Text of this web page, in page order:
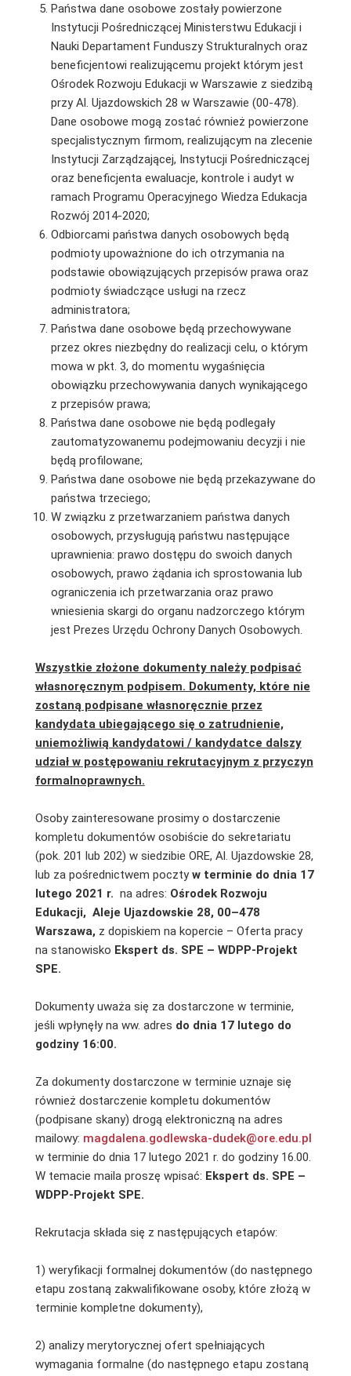
Państwa dane osobowe zostały powierzone
Instytucji Pośredniczącej Ministerstwu Edukacji i
Nauki Departament Funduszy Strukturalnych oraz
beneficjentowi realizującemu projekt którym jest
Ośrodek Rozwoju Edukacji w Warszawie z siedzibą
przy Al. Ujazdowskich 28 w Warszawie (00-478).
Dane osobowe mogą zostać również powierzone
specjalistycznym firmom, realizującym na zlecenie
Instytucji Zarządzającej, Instytucji Pośredniczącej
oraz beneficjenta ewaluacje, kontrole i audyt w
ramach Programu Operacyjnego Wiedza Edukacja
Rozwój 2014-2020;
Odbiorcami państwa danych osobowych będą
podmioty upoważnione do ich otrzymania na
podstawie obowiązujących przepisów prawa oraz
podmioty świadczące usługi na rzecz
administratora;
Państwa dane osobowe będą przechowywane
przez okres niezbędny do realizacji celu, o którym
mowa w pkt. 3, do momentu wygaśnięcia
obowiązku przechowywania danych wynikającego
z przepisów prawa;
Państwa dane osobowe nie będą podlegały
zautomatyzowanemu podejmowaniu decyzji i nie
będą profilowane;
Państwa dane osobowe nie będą przekazywane do
państwa trzeciego;
W związku z przetwarzaniem państwa danych
osobowych, przysługują państwu następujące
uprawnienia: prawo dostępu do swoich danych
osobowych, prawo żądania ich sprostowania lub
ograniczenia ich przetwarzania oraz prawo
wniesienia skargi do organu nadzorczego którym
jest Prezes Urzędu Ochrony Danych Osobowych.
Wszystkie złożone dokumenty należy podpisać
własnoręcznym podpisem. Dokumenty, które nie
zostaną podpisane własnoręcznie przez
kandydata ubiegającego się o zatrudnienie,
uniemożliwią kandydatowi / kandydatce dalszy
udział w postępowaniu rekrutacyjnym z przyczyn
formalnoprawnych.
Osoby zainteresowane prosimy o dostarczenie
kompletu dokumentów osobiście do sekretariatu
(pok. 201 lub 202) w siedzibie ORE, Al. Ujazdowskie 28,
lub za pośrednictwem pocztyw terminie do dnia 17
lutego 2021 r. na adres: Ośrodek Rozwoju
Edukacji, Aleje Ujazdowskie 28, 00–478
Warszawa, z dopiskiem na kopercie – Oferta pracy
na stanowisko Ekspert ds. SPE – WDPP-Projekt
SPE.
Dokumenty uważa się za dostarczone w terminie,
jeśli wpłynęły na ww. adres do dnia 17 lutego do
godziny 16:00.
Za dokumenty dostarczone w terminie uznaje się
również dostarczenie kompletu dokumentów
(podpisane skany) drogą elektroniczną na adres
mailowy: magdalena.godlewska-dudek@ore.edu.pl
w terminie do dnia 17 lutego 2021 r. do godziny 16.00.
W temacie maila proszę wpisać: Ekspert ds. SPE –
WDPP-Projekt SPE.
Rekrutacja składa się z następujących etapów:
1) weryfikacji formalnej dokumentów (do następnego
etapu zostaną zakwalifikowane osoby, które złożą w
terminie kompletne dokumenty),
2) analizy merytorycznej ofert spełniających
wymagania formalne (do następnego etapu zostaną